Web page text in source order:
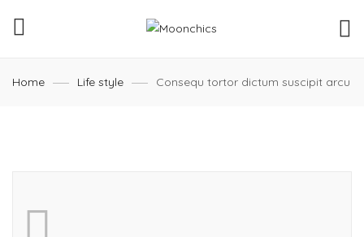
Home Life style Consequ tortor dictum suscipit arcu